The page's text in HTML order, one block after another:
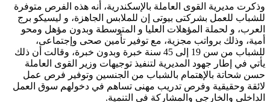
وذكرت مديرية القوى العاملة بالإسكندرية، أنه هذه الفرص متوفرة
للشباب للعمل بشركتى بيوتى إن للملابس الجاهزة، و ليسيكو برج
العرب، و لحملة المؤهلات العليا و المتوسطة وبدون مؤهل ومحو
أمية، وذلك برواتب مجزية، مع توفير تأمين صحى وإجتماعى،
للشباب من سن 19 إلى 45 سنة خبرة وبدون خبرة، وقالت أن ذلك
يأتي في إطار جهود المديرية لتنفيذ توجيهات وزير القوى العاملة
حسن شحاتة بالإهتمام بالشباب من الجنسين وتوفير فرص عمل
لائقة وحقيقية وفرص تدريب مهنى تساهم في دخولهم سوق العمل
الداخلى والخارجى والمشاركة في التنمية.